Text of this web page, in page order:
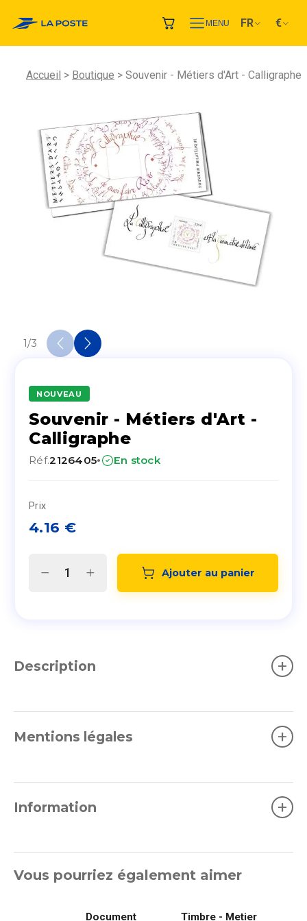
MENU FR €
Accueil Boutique Souvenir - Métiers d'Art - Calligraphe
1/3
NOUVEAU
Souvenir - Métiers d'Art -
Calligraphe
Réf.2126405· En stock
Prix
4.16 €
Ajouter au panier
Description +
Mentions légales +
Information +
Vous pourriez également aimer
Document Timbre - Metiers d'art